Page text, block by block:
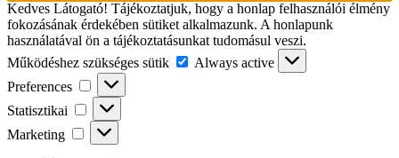
Kedves Látogató! Tájékoztatjuk, hogy a honlap felhasználói élmény
fokozásának érdekében sütiket alkalmazunk. A honlapunk
használatával ön a tájékoztatásunkat tudomásul veszi.
Működéshez szükséges sütik
Működéshez
szükséges
Always active
Preferences
Preferences
Statisztikai Statisztikai
Marketing Marketing